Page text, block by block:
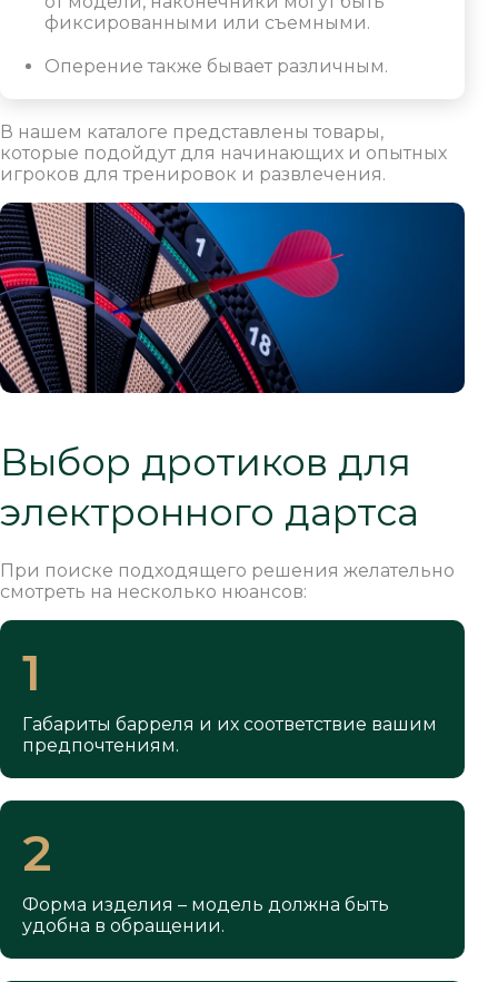
фиксированными или съемными.
Оперение также бывает различным.
В нашем каталоге представлены товары,
которые подойдут для начинающих и опытных
игроков для тренировок и развлечения.
Выбор дротиков для
электронного дартса
При поиске подходящего решения желательно
смотреть на несколько нюансов:
1
Габариты барреля и их соответствие вашим
предпочтениям.
2
Форма изделия – модель должна быть
удобна в обращении.